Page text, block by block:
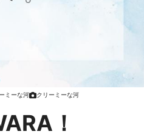
ミーな河 クリーミーな河
！